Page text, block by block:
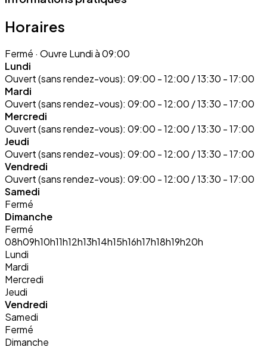
Horaires
Fermé · Ouvre Lundi à 09:00
Lundi
Ouvert (sans rendez-vous): 09:00 - 12:00 / 13:30 - 17:00
Mardi
Ouvert (sans rendez-vous): 09:00 - 12:00 / 13:30 - 17:00
Mercredi
Ouvert (sans rendez-vous): 09:00 - 12:00 / 13:30 - 17:00
Jeudi
Ouvert (sans rendez-vous): 09:00 - 12:00 / 13:30 - 17:00
Vendredi
Ouvert (sans rendez-vous): 09:00 - 12:00 / 13:30 - 17:00
Samedi
Fermé
Dimanche
Fermé
08h09h10h11h12h13h14h15h16h17h18h19h20h
Lundi
Mardi
Mercredi
Jeudi
Vendredi
Samedi
Fermé
Dimanche